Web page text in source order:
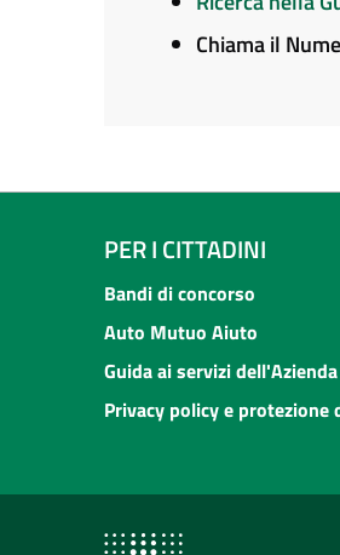
Chiama il
PER I CITTADINI
Bandi di concorso
Auto Mutuo Aiuto
Guida ai servizi
Privacy policy e protezione